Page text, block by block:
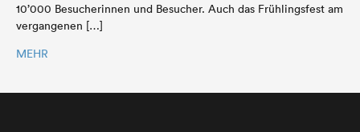
10’000 Besucherinnen und Besucher. Auch das Frühlingsfest am
vergangenen […]
MEHR